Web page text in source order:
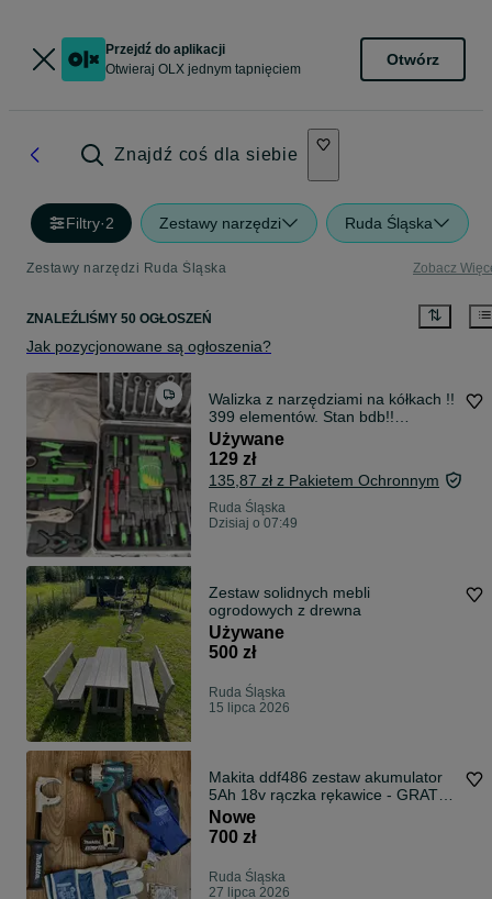
Przejdź do aplikacji
Otwieraj OLX jednym tapnięciem
Otwórz
Znajdź coś dla siebie
Filtry·2 Zestawy narzędzi Ruda Śląska
Zestawy narzędzi Ruda Śląska Zobacz
ZNALEŹLIŚMY 50 OGŁOSZEŃ
Jak pozycjonowane są ogłoszenia?
Walizka z narzędziami na kółkach !!
399 elementów. Stan bdb!!
Polecam
Używane
129 zł
135,87 zł z Pakietem Ochronnym
Ruda Śląska
Dzisiaj o 07:49
Zestaw solidnych mebli
ogrodowych z drewna
Używane
500 zł
Ruda Śląska
15 lipca 2026
Makita ddf486 zestaw akumulator
5Ah 18v rączka rękawice - GRATIS
wysyłka
Nowe
700 zł
Ruda Śląska
27 lipca 2026